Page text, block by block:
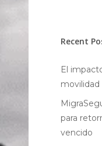
Recent
El
para
vencido